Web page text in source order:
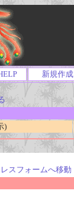
新規作成
)
レスフォームへ移動